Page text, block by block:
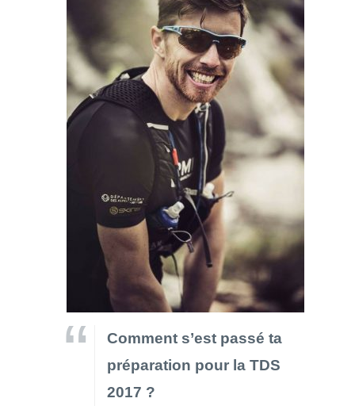
Comment s’est passé ta
préparation pour la TDS
2017 ?